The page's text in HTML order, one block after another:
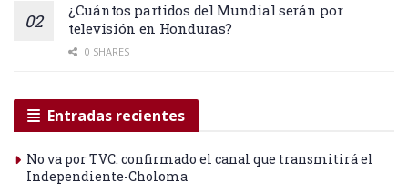
¿Cuántos partidos del Mundial serán por
televisión en Honduras?
0 SHARES
Entradas recientes
No va por TVC: confirmado el canal que transmitirá el
Independiente-Choloma